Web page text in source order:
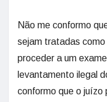
Não me conformo
sejam tratadas
proceder a um
levantamento ilegal
conformo que o juízo